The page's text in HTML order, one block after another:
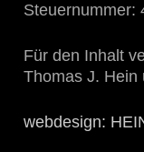
Steuernummer:
Für den Inhalt
Thomas J. Hein
webdesign: